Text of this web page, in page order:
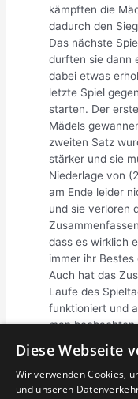
kämpften die
dadurch den
Das nächste
durften sie dann
dabei etwas
letzte Spiel
starten. Der
Mädels
zweiten Satz
stärker und sie
Niederlage von
am Ende leider
und sie verloren
dass es wirklich
immer ihr Bestes
Auch hat das
Laufe des
funktioniert und
man beobachten
Beitragsnavigation
←
Diese Webseite
Wir verwenden Cookies,
und unseren